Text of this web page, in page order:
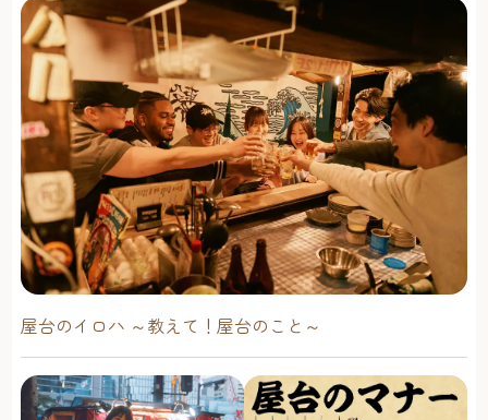
柱化が完了し、電柱に遮られない素晴らしい景色が堪能で
きます。
また、サイクルスタンドやベンチ、立体文字のオブジェも
完備されており、休憩やフォトスポットとしても親しまれ
ています。
屋台のイロハ ～教えて！屋台のこと～